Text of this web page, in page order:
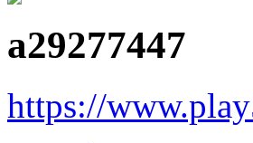
a29277447
https://